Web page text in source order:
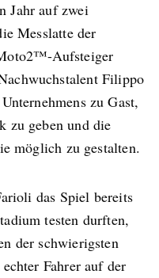
Jahr auf zwei
Messlatte der
Aufsteiger
Filippo
zu Gast,
zu geben und die
möglich zu gestalten.
das Spiel bereits
testen durften,
der schwierigsten
Fahrer auf der